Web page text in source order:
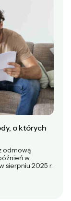
o których
odmową
w
sierpniu 2025 r.